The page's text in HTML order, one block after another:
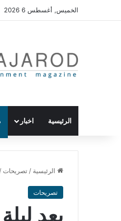
الخميس, أغسطس 6 2026
الرئيسية اخبار
الرئيسية / تصريحات /
تصريحات
بعد